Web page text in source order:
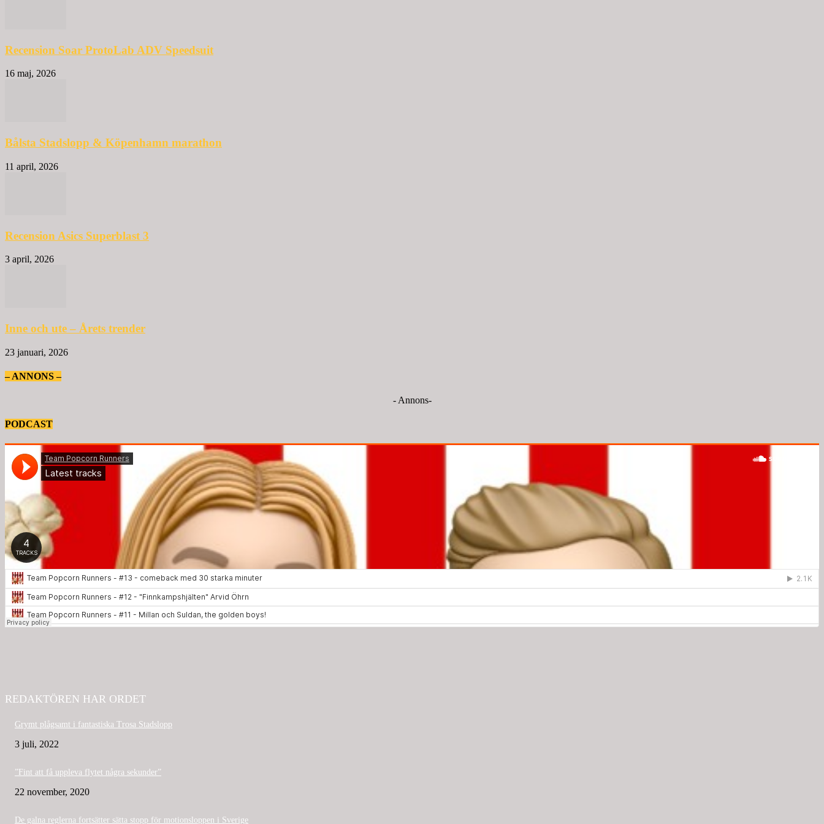
Recension Soar ProtoLab ADV Speedsuit
16 maj, 2026
Bålsta Stadslopp & Köpenhamn marathon
11 april, 2026
Recension Asics Superblast 3
3 april, 2026
Inne och ute – Årets trender
23 januari, 2026
– ANNONS –
- Annons-
PODCAST
REDAKTÖREN HAR ORDET
Grymt plågsamt i fantastiska Trosa Stadslopp
3 juli, 2022
”Fint att få uppleva flytet några sekunder”
22 november, 2020
De galna reglerna fortsätter sätta stopp för motionsloppen i Sverige